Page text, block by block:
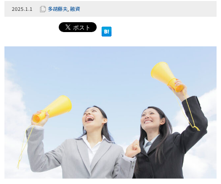
2025.1.1 多胡藤夫, 融資